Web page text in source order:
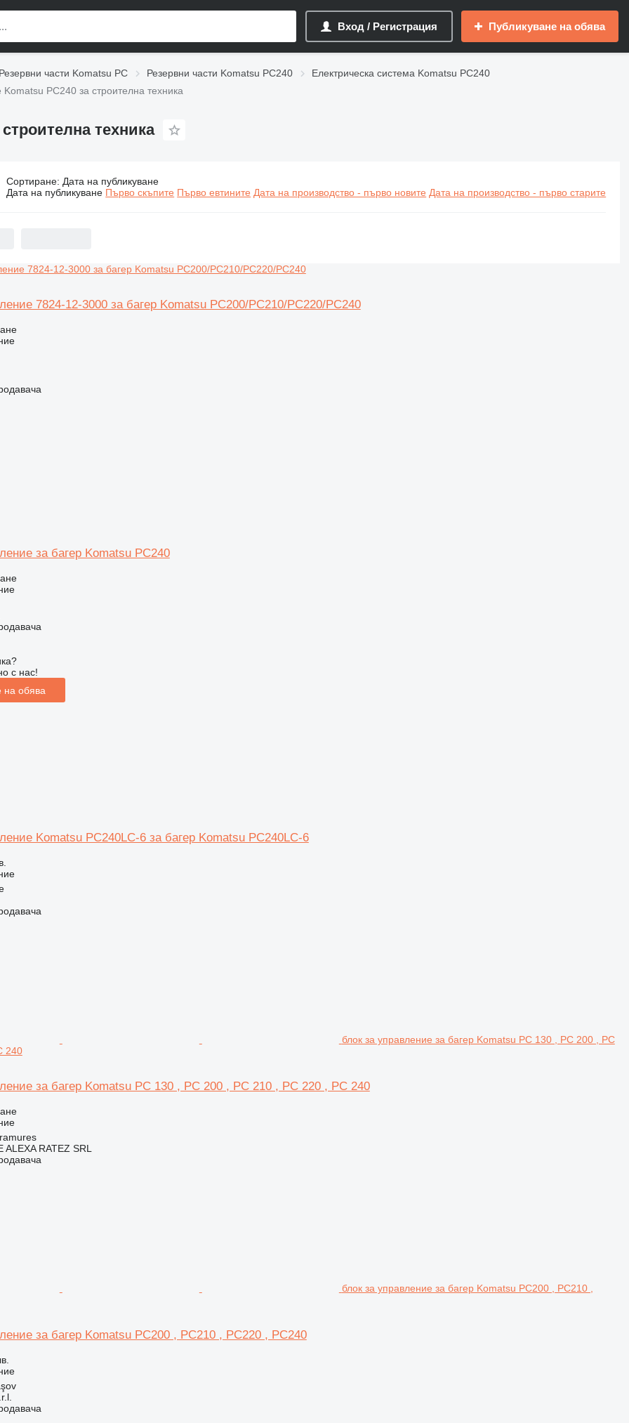
Вход / Регистрация Публикуване на обява
Резервни части Komatsu PC Резервни части Komatsu PC240
Електрическа система Komatsu PC240
PC240 за строителна техника
техника
за управление Komatsu PC240 за строителна техника
Сортиране: Дата на публикуване
Дата на публикуване Първо скъпите Първо евтините Дата на производство - първо новите Дата на производство - първо старите
7824-12-3000 за багер Komatsu PC200/PC210/PC220/PC240
за багер Komatsu PC240
с нас!
на обява
Komatsu PC240LC-6 за багер Komatsu PC240LC-6
блок за управление за багер Komatsu PC 130 , PC 200 , PC
240
за багер Komatsu PC 130 , PC 200 , PC 210 , PC 220 , PC 240
ALEXA RATEZ SRL
блок за управление за багер Komatsu PC200 , PC210 ,
за багер Komatsu PC200 , PC210 , PC220 , PC240